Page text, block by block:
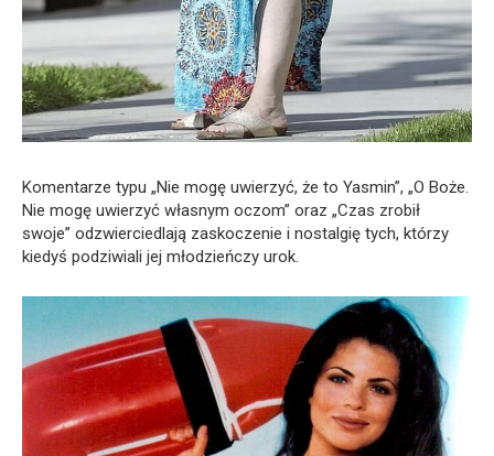
Komentarze typu „Nie mogę uwierzyć, że to Yasmin”, „O Boże.
Nie mogę uwierzyć własnym oczom” oraz „Czas zrobił
swoje” odzwierciedlają zaskoczenie i nostalgię tych, którzy
kiedyś podziwiali jej młodzieńczy urok.